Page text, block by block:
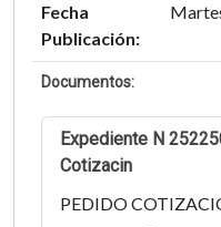
Fecha
Publicación:
Documentos:
Expediente N
Cotizacin
PEDIDO